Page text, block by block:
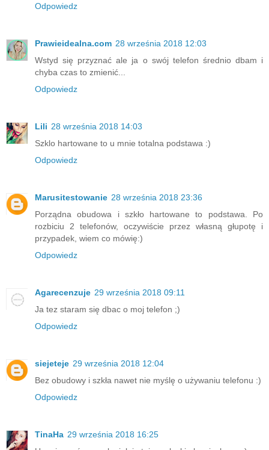
Odpowiedz
Prawieidealna.com 28 września 2018 12:03
Wstyd się przyznać ale ja o swój telefon średnio dbam i
chyba czas to zmienić...
Odpowiedz
Lili 28 września 2018 14:03
Szklo hartowane to u mnie totalna podstawa :)
Odpowiedz
Marusitestowanie 28 września 2018 23:36
Porządna obudowa i szkło hartowane to podstawa. Po
rozbiciu 2 telefonów, oczywiście przez własną głupotę i
przypadek, wiem co mówię:)
Odpowiedz
Agarecenzuje 29 września 2018 09:11
Ja tez staram się dbac o moj telefon ;)
Odpowiedz
siejeteje 29 września 2018 12:04
Bez obudowy i szkła nawet nie myślę o używaniu telefonu :)
Odpowiedz
TinaHa 29 września 2018 16:25